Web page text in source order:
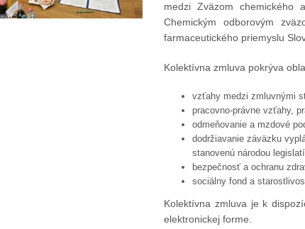
medzi Zväzom chemického
Chemickým odborovým
farmaceutického priemyslu
Kolektívna zmluva pokrýva
vzťahy medzi zmluvnými
pracovno-právne vzťahy,
odmeňovanie a mzdové
dodržiavanie záväzku
stanovenú národou
bezpečnosť a ochranu
sociálny fond a
Kolektívna zmluva je k
elektronickej forme.